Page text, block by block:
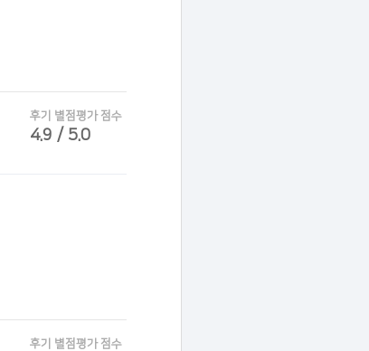
후기 별점평가 점수
4.9 / 5.0
후기 별점평가 점수